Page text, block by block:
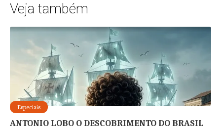
Veja também
Especiais
ANTONIO LOBO O DESCOBRIMENTO DO BRASIL